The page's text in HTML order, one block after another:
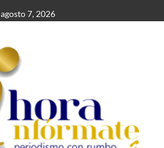
agosto 7, 2026